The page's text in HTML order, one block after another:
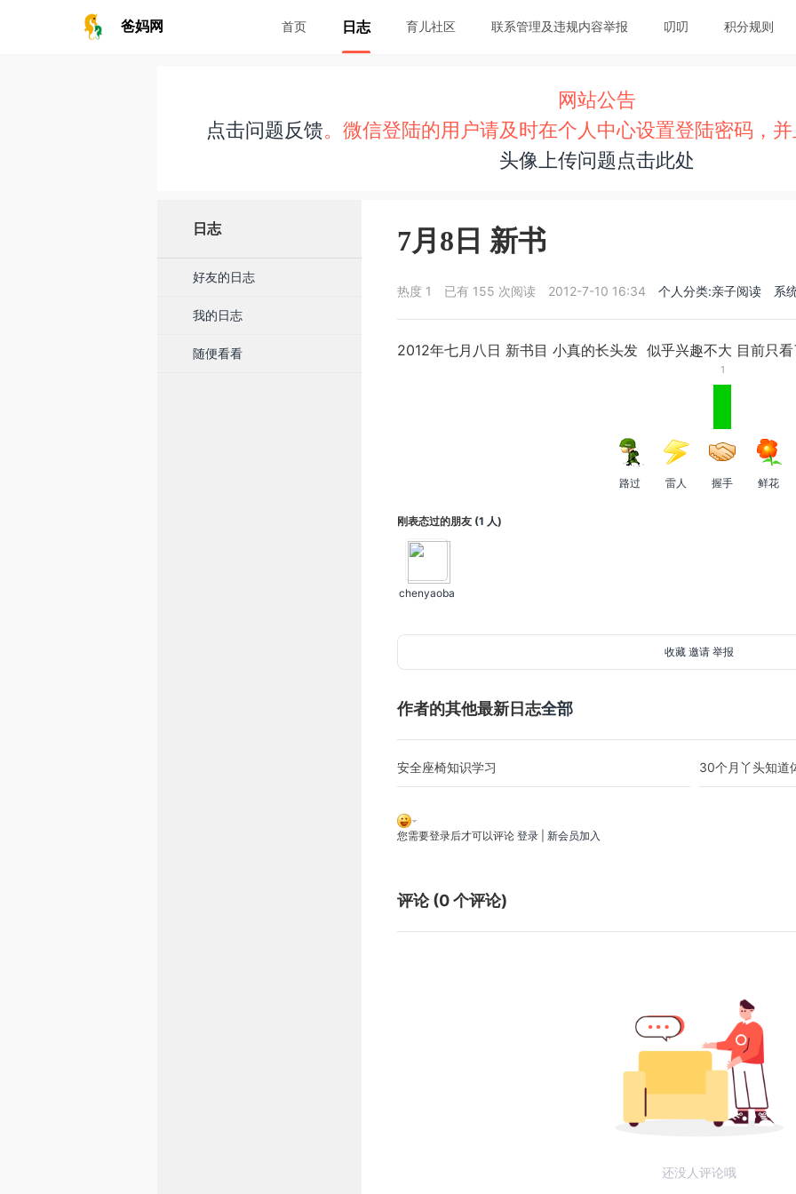
爸妈网 首页 日志 育儿社区 联系管理及违规内容举报 叨叨 积分规则
网站公告
点击问题反馈。微信登陆的用户请及时在个人中心设置登陆密码，
头像上传问题点击此处
日志
好友的日志
我的日志
随便看看
7月8日 新书
热度 1 已有 155 次阅读 2012-7-10 16:34 个人分类:亲子阅读 系
2012年七月八日 新书目 小真的长头发 似乎兴趣不大 目前只
路过 雷人
1
握手 鲜花
刚表态过的朋友 (1 人)
chenyaoba
收藏 邀请 举报
作者的其他最新日志全部
安全座椅知识学习 30个月丫头知道
您需要登录后才可以评论 登录 新会员加入
评论 (0个评论)
还没人评论哦